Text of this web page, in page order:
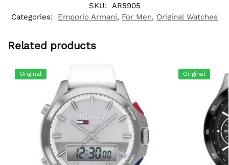
SKU: AR5905
Categories:
Emporio Armani, For Men, Original Watches
Related products
Original Original